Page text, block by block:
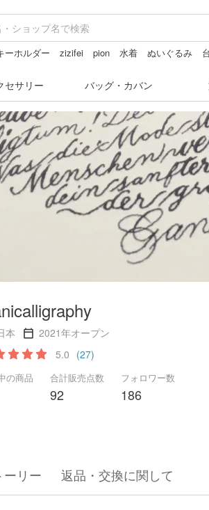
ーホルダー zizifei pion 水着 ぬいぐるみ
セサリー バッグ・カバン
本
2021年オープン
5.0 (27)
の商品 合計販売点数
92
フォロワー数
186
ーリー 返品・交換に関して